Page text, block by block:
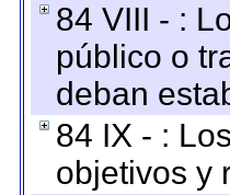
84 VIII - :
público o
deban
84 IX - :
objetivos y